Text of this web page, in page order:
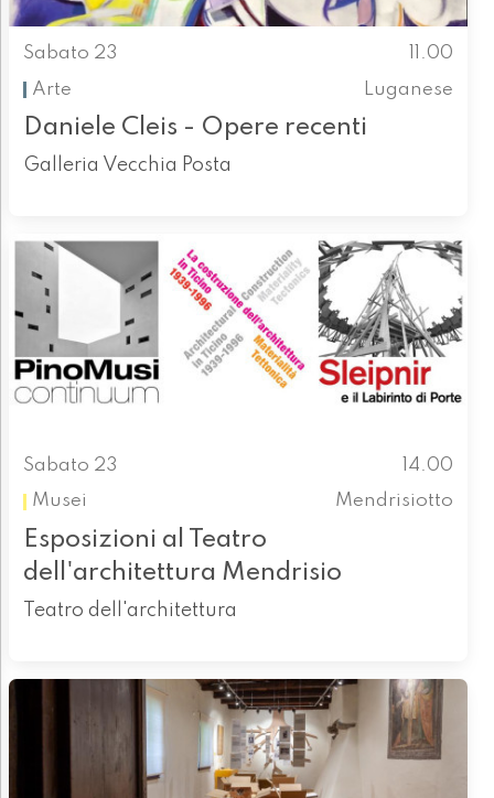
Sabato 23
11.00
Arte
Luganese
Daniele Cleis - Opere recenti
Galleria Vecchia Posta
Sabato 23
14.00
Musei
Mendrisiotto
Esposizioni al Teatro
dell'architettura Mendrisio
Teatro dell'architettura